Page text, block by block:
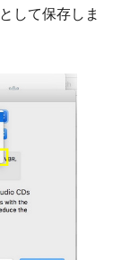
して保存しま